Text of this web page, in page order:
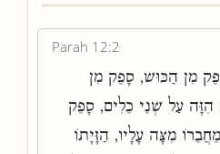
Parah 12:2
מִן הַכּוּשׁ, סָפֵק מִן
הִזָּה עַל שְׁנֵי כֵלִים, סָפֵק
מִצָּה עָלָיו, הַזָּיָתוֹ